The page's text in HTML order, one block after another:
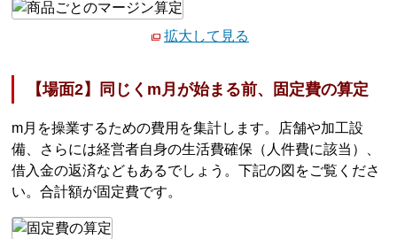
拡大して見る
【場面2】同じくm月が始まる前、固定費の算定
m月を操業するための費用を集計します。店舗や加工設
備、さらには経営者自身の生活費確保（人件費に該当）、
借入金の返済などもあるでしょう。下記の図をご覧くださ
い。合計額が固定費です。